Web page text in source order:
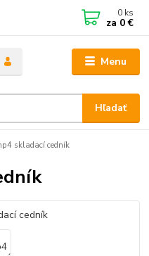
Menu
Hľadať
0 ks
za 0 €
skladací cedník